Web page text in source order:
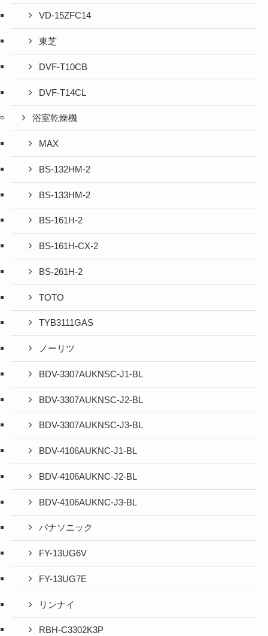
VD-15ZFC14
東芝
DVF-T10CB
DVF-T14CL
浴室乾燥機
MAX
BS-132HM-2
BS-133HM-2
BS-161H-2
BS-161H-CX-2
BS-261H-2
TOTO
TYB3111GAS
ノーリツ
BDV-3307AUKNSC-J1-BL
BDV-3307AUKNSC-J2-BL
BDV-3307AUKNSC-J3-BL
BDV-4106AUKNC-J1-BL
BDV-4106AUKNC-J2-BL
BDV-4106AUKNC-J3-BL
パナソニック
FY-13UG6V
FY-13UG7E
リンナイ
RBH-C3302K3P